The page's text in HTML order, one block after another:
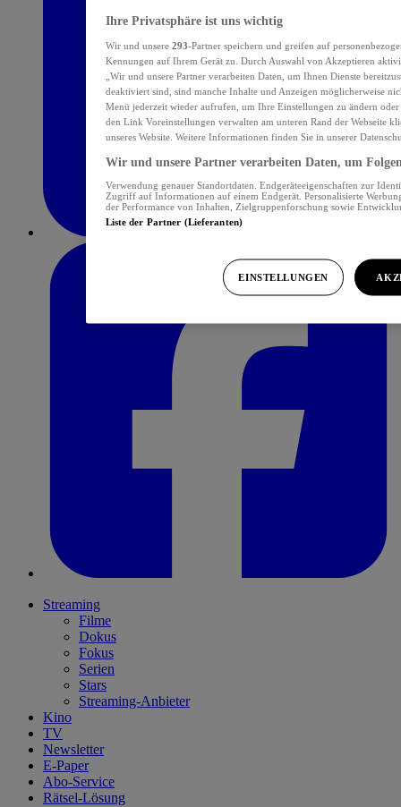
Streaming
Filme
Dokus
Fokus
Serien
Stars
Streaming-Anbieter
Kino
TV
Newsletter
E-Paper
Abo-Service
Rätsel-Lösung
Ihre Privatsphäre ist uns wichtig
Wir und unsere 293-Partner speichern und greifen auf
Kennungen auf Ihrem Gerät zu. Durch Auswahl von Akzeptieren
„Wir und unsere Partner verarbeiten Daten, um Ihnen Dienste
deaktiviert sind, sind manche Inhalte und Anzeigen möglicherweise
Menü jederzeit wieder aufrufen, um Ihre Einstellungen zu ändern
den Link Voreinstellungen verwalten am unteren Rand der Webseite
unseres Website. Weitere Informationen finden Sie in unserer
Wir und unsere Partner verarbeiten Daten, um
Verwendung genauer Standortdaten. Endgeräteeigenschaften zur
Zugriff auf Informationen auf einem Endgerät. Personalisierte
der Performance von Inhalten, Zielgruppenforschung sowie
Liste der Partner (Lieferanten)
EINSTELLUNGEN